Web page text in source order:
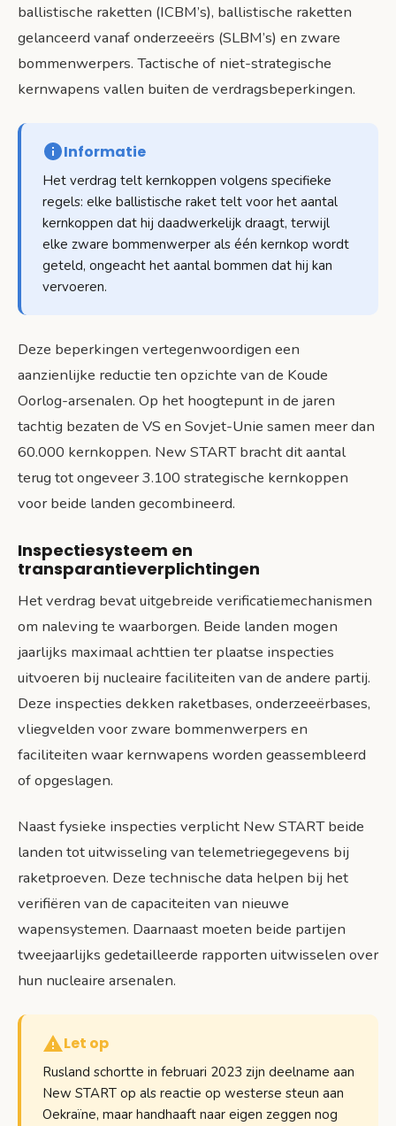
ballistische raketten (ICBM’s), ballistische raketten
gelanceerd vanaf onderzeeërs (SLBM’s) en zware
bommenwerpers. Tactische of niet-strategische
kernwapens vallen buiten de verdragsbeperkingen.
Informatie
Het verdrag telt kernkoppen volgens specifieke
regels: elke ballistische raket telt voor het aantal
kernkoppen dat hij daadwerkelijk draagt, terwijl
elke zware bommenwerper als één kernkop wordt
geteld, ongeacht het aantal bommen dat hij kan
vervoeren.
Deze beperkingen vertegenwoordigen een
aanzienlijke reductie ten opzichte van de Koude
Oorlog-arsenalen. Op het hoogtepunt in de jaren
tachtig bezaten de VS en Sovjet-Unie samen meer dan
60.000 kernkoppen. New START bracht dit aantal
terug tot ongeveer 3.100 strategische kernkoppen
voor beide landen gecombineerd.
Inspectiesysteem en
transparantieverplichtingen
Het verdrag bevat uitgebreide verificatiemechanismen
om naleving te waarborgen. Beide landen mogen
jaarlijks maximaal achttien ter plaatse inspecties
uitvoeren bij nucleaire faciliteiten van de andere partij.
Deze inspecties dekken raketbases, onderzeeërbases,
vliegvelden voor zware bommenwerpers en
faciliteiten waar kernwapens worden geassembleerd
of opgeslagen.
Naast fysieke inspecties verplicht New START beide
landen tot uitwisseling van telemetriegegevens bij
raketproeven. Deze technische data helpen bij het
verifiëren van de capaciteiten van nieuwe
wapensystemen. Daarnaast moeten beide partijen
tweejaarlijks gedetailleerde rapporten uitwisselen over
hun nucleaire arsenalen.
Let op
Rusland schortte in februari 2023 zijn deelname aan
New START op als reactie op westerse steun aan
Oekraïne, maar handhaaft naar eigen zeggen nog